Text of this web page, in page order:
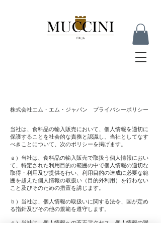
株式会社エム・エム・ジャパン プライバシーポリシー
当社は、食料品の輸入販売において、個人情報を適切に
保護することを社会的な責務と認識し、当社としてなす
べきことについて、次のポリシーを掲げます。
ａ）当社は、食料品の輸入販売で取扱う個人情報におい
て、特定された利用目的の範囲の中で個人情報の適切な
取得・利用及び提供を行い、利用目的の達成に必要な範
囲を超えた個人情報の取扱い（目的外利用）を行わない
こと及びそのための措置を講じます。
ｂ）当社は、個人情報の取扱いに関する法令、国が定め
る指針及びその他の規範を遵守します。
ｃ）当社は、個人情報への不正アクセス、個人情報の漏